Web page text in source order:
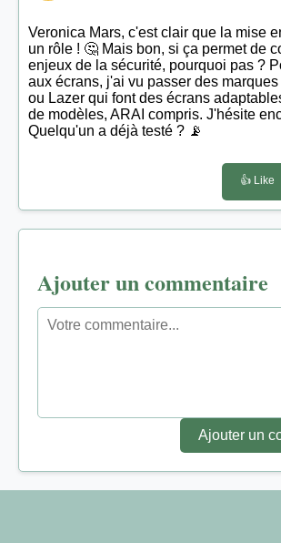
Veronica Mars, c'est clair que la mise
un rôle ! 🤔 Mais bon, si ça permet de
enjeux de la sécurité, pourquoi pas ?
aux écrans, j'ai vu passer des
ou Lazer qui font des écrans
de modèles, ARAI compris. J'hésite
Quelqu'un a déjà testé ? 📡
👍 Like
Ajouter un commentaire
Ajouter un